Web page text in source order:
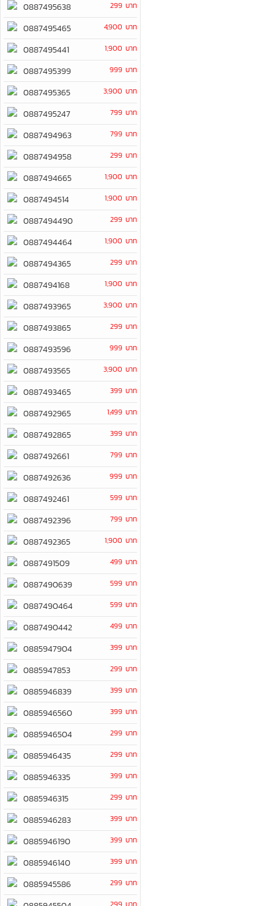
0887495638 299 บาท
0887495465 4,900 บาท
0887495441 1,900 บาท
0887495399 999 บาท
0887495365 3,900 บาท
0887495247 799 บาท
0887494963 799 บาท
0887494958 299 บาท
0887494665 1,900 บาท
0887494514 1,900 บาท
0887494490 299 บาท
0887494464 1,900 บาท
0887494365 299 บาท
0887494168 1,900 บาท
0887493965 3,900 บาท
0887493865 299 บาท
0887493596 999 บาท
0887493565 3,900 บาท
0887493465 399 บาท
0887492965 1,499 บาท
0887492865 399 บาท
0887492661 799 บาท
0887492636 999 บาท
0887492461 599 บาท
0887492396 799 บาท
0887492365 1,900 บาท
0887491509 499 บาท
0887490639 599 บาท
0887490464 599 บาท
0887490442 499 บาท
0885947904 399 บาท
0885947853 299 บาท
0885946839 399 บาท
0885946560 399 บาท
0885946504 299 บาท
0885946435 299 บาท
0885946335 399 บาท
0885946315 299 บาท
0885946283 399 บาท
0885946190 399 บาท
0885946140 399 บาท
0885945586 299 บาท